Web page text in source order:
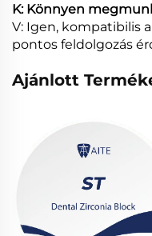
K: Könnyen
V: Igen, kompatibilis
pontos feldolgozás
Ajánlott